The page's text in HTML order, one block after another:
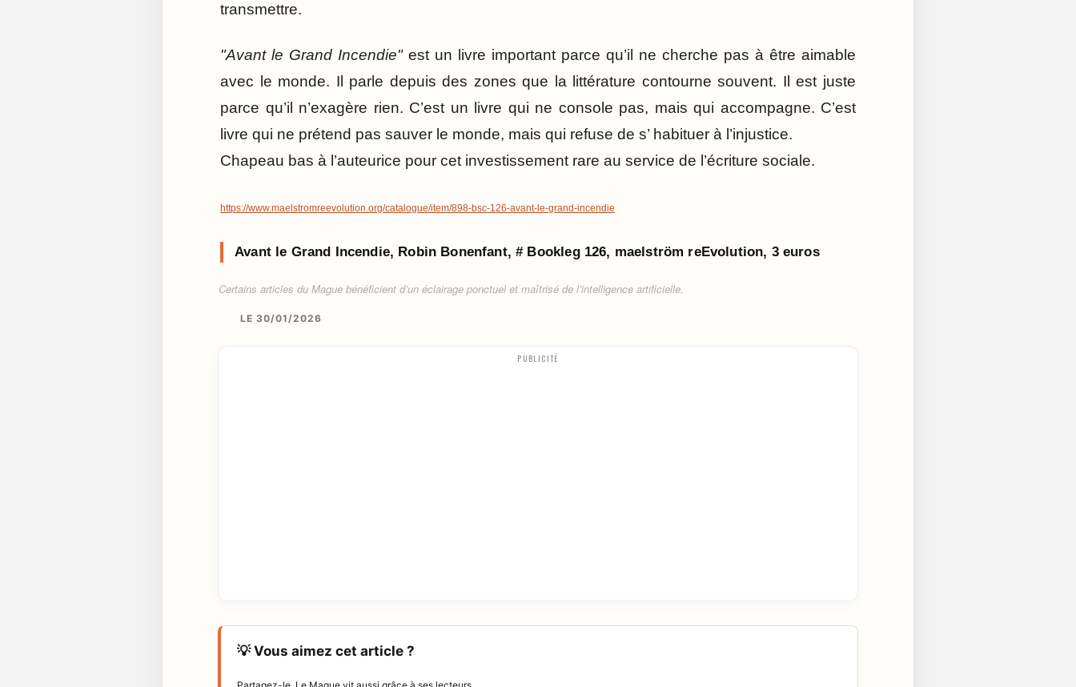
transmettre.
"Avant le Grand Incendie"est un livre important parce qu’il ne cherche pas à être aimable
avec le monde. Il parle depuis des zones que la littérature contourne souvent. Il est juste
parce qu’il n’exagère rien. C’est un livre qui ne console pas, mais qui accompagne. C’est
livre qui ne prétend pas sauver le monde, mais qui refuse de s’ habituer à l’injustice.
Chapeau bas à l’auteurice pour cet investissement rare au service de l’écriture sociale.
https://www.maelstromreevolution.org/catalogue/item/898-bsc-126-avant-le-grand-incendie
Avant le Grand Incendie, Robin Bonenfant, # Bookleg 126, maelström reEvolution, 3 euros
Certains articles du Mague bénéficient d’un éclairage ponctuel et maîtrisé de l’intelligence artificielle.
LE 30/01/2026
PUBLICITÉ
💡 Vous aimez cet article ?